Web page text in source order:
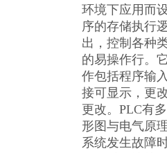
环境下应用而
序的存储执行
出，控制各种
的易操作行。
作包括程序输
接可显示，更
更改。PLC有
形图与电气原
系统发生故障